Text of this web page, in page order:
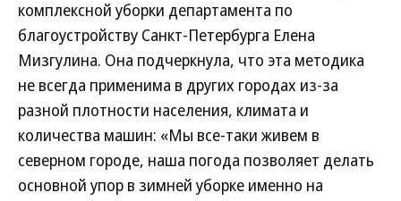
комплексной уборки департамента по
благоустройству Санкт-Петербурга Елена
Мизгулина. Она подчеркнула, что эта методика
не всегда применима в других городах из-за
разной плотности населения, климата и
количества машин: «Мы все-таки живем в
северном городе, наша погода позволяет делать
основной упор в зимней уборке именно на